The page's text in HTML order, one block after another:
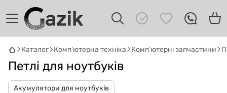
Каталог Комп'ютерна техніка Комп'ютерні запчастини
Петлі для ноутбуків
Акумулятори для ноутбуків